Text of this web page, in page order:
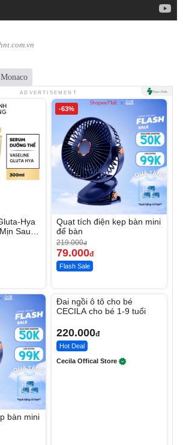
Monaco
ADVERTISEMENT
Hya
Sau 7
-63%
Quạt tích điện kẹp bàn mini
để bàn
219.000đ
79.000đ
Flash Sale
bàn mini
Đai ngồi ô tô cho bé
CECILA cho bé 1-9 tuổi
220.000đ
Hot Deal
Cecila Offical Store